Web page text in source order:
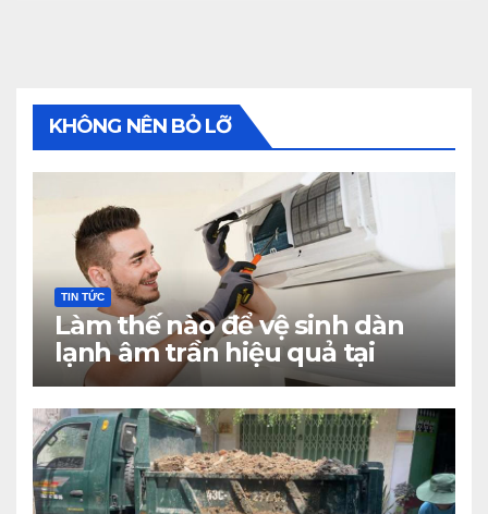
KHÔNG NÊN BỎ LỠ
TIN TỨC
Làm thế nào để vệ sinh dàn
lạnh âm trần hiệu quả tại
nhà?